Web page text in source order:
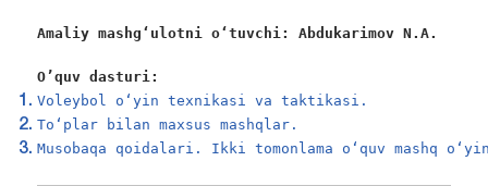
Amaliy mashgʻulotni oʻtuvchi: Abdukarimov N.A.
O’quv dasturi:
Voleybol o‘yin texnikasi va taktikasi.
To‘plar bilan maxsus mashqlar.
Musobaqa qoidalari. Ikki tomonlama o‘quv mashq